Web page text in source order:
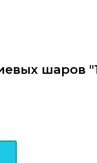
шаров